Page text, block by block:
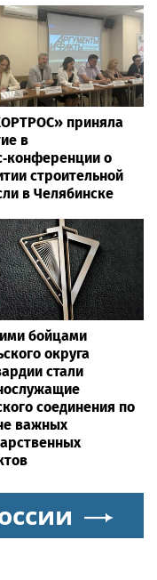
приняла
в
о
строительной
в Челябинске
бойцами
округа
стали
соединения по
важных